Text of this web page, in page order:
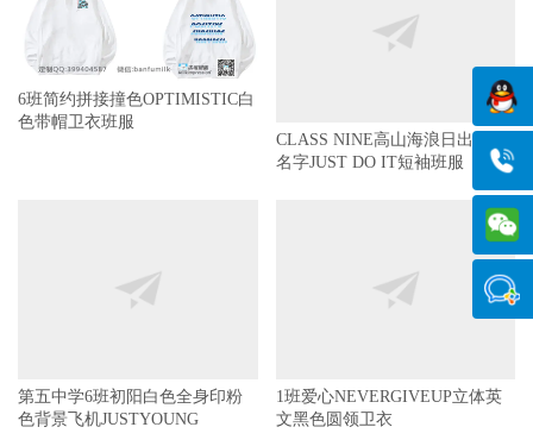
6班简约拼接撞色OPTIMISTIC白
色带帽卫衣班服
CLASS NINE高山海浪日出9班拼
1班爱心NEVERGIVEUP立体英